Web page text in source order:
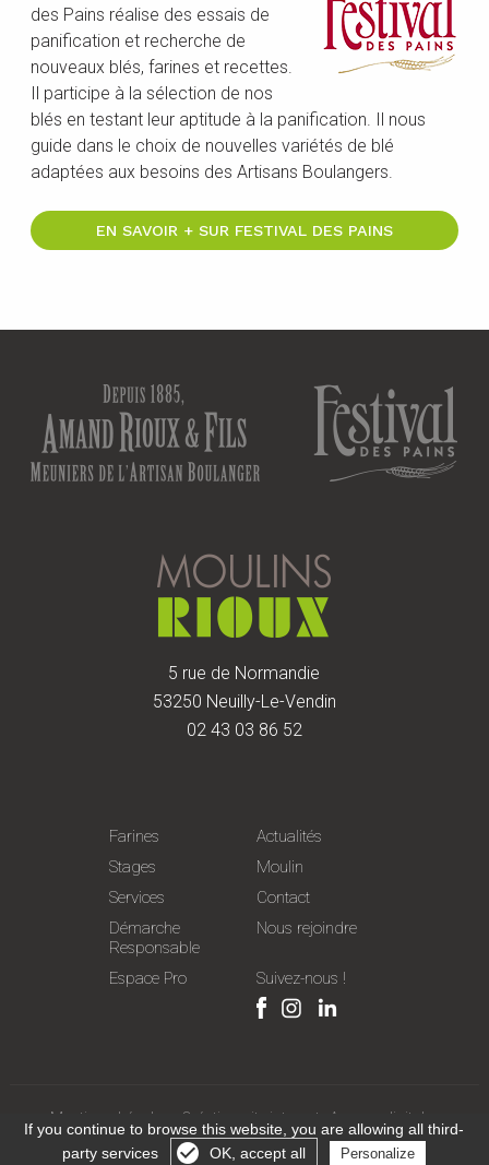
des Pains réalise des essais de
panification et recherche de
nouveaux blés, farines et recettes.
Il participe à la sélection de nos
blés en testant leur aptitude à la panification. Il nous
guide dans le choix de nouvelles variétés de blé
adaptées aux besoins des Artisans Boulangers.
EN SAVOIR + SUR FESTIVAL DES PAINS
5 rue de Normandie
53250 Neuilly-Le-Vendin
02 43 03 86 52
Farines
Actualités
Stages
Moulin
Services
Contact
Démarche
Responsable
Nous rejoindre
Espace Pro Suivez-nous !
Mentions Légales Création site internet
Agence digitale :
Netskiss
Gérer les cookies
If you continue to browse this website, you are allowing all third-
party services
OK, accept all Personalize